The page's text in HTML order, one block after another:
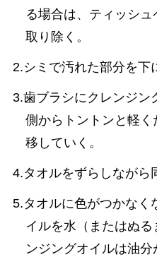
る場合は、ティッシ
取り除く。
2.シミで汚れた部分を下
3.歯ブラシにクレンジン
側からトントンと軽
移していく。
4.タオルをずらしながら
5.タオルに色がつかなく
イルを水（またはぬ
ンジングオイルは油